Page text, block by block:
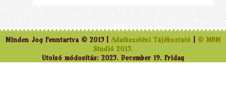
Minden Jog Fenntartva © 2013 | Adatkezelési Tájékoztató | © MBM
Studió 2013.
Utolsó módosítás: 2025. December 19. Friday